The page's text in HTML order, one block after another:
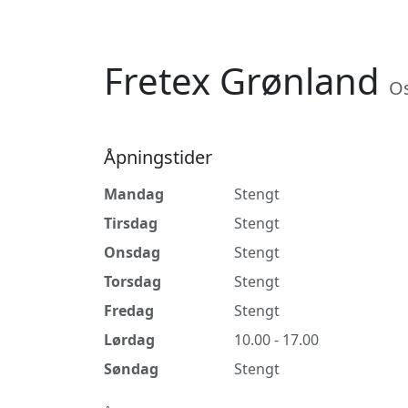
Fretex Grønland
Åpningstider
Mandag
Stengt
Tirsdag
Stengt
Onsdag
Stengt
Torsdag
Stengt
Fredag
Stengt
Lørdag
10.00 - 17.00
Søndag
Stengt